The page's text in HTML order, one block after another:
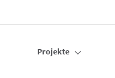
Projekte